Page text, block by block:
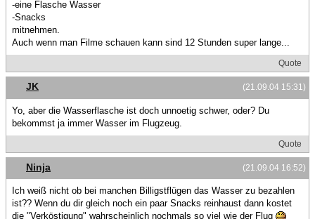
-eine Flasche Wasser
-Snacks
mitnehmen.
Auch wenn man Filme schauen kann sind 12 Stunden super lange...
Quote
(21.09.04 15:31)
JK
Yo, aber die Wasserflasche ist doch unnoetig schwer, oder? Du
bekommst ja immer Wasser im Flugzeug.
Quote
(21.09.04 16:52)
Ninja
Ich weiß nicht ob bei manchen Billigstflügen das Wasser zu bezahlen
ist?? Wenn du dir gleich noch ein paar Snacks reinhaust dann kostet
die "Verköstigung" wahrscheinlich nochmals so viel wie der Flug